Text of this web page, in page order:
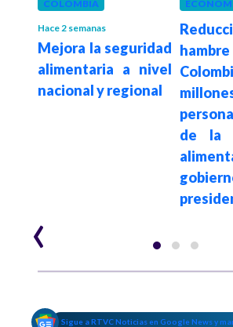
COLOMBIA
Hace 2 semanas
Mejora la seguridad
alimentaria a nivel
nacional y regional
de la
‹
Sigue a RTVC Noticias en Google News y